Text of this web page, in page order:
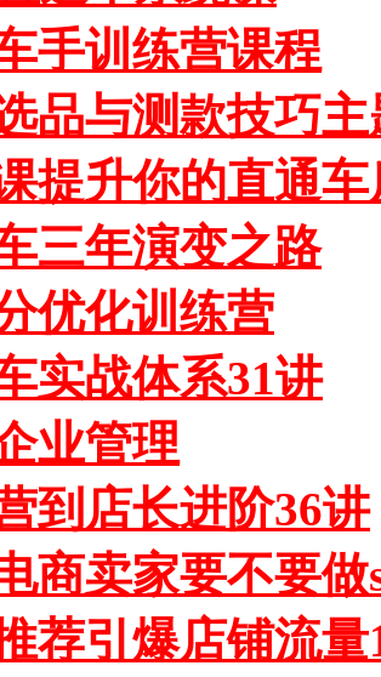
手训练营课程
品与测款技巧主
提升你的直通
三年演变之路
优化训练营
实战体系31讲
业管理
到店长进阶36讲
商卖家要不要做
荐引爆店铺流量